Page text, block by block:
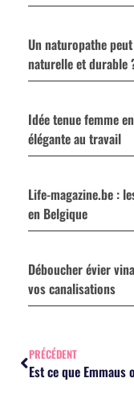
Un naturopathe
naturelle et durable
Idée tenue femme
élégante au travail
Life-magazine.be :
en Belgique
Déboucher évier
vos canalisations
PRÉCÉDENT